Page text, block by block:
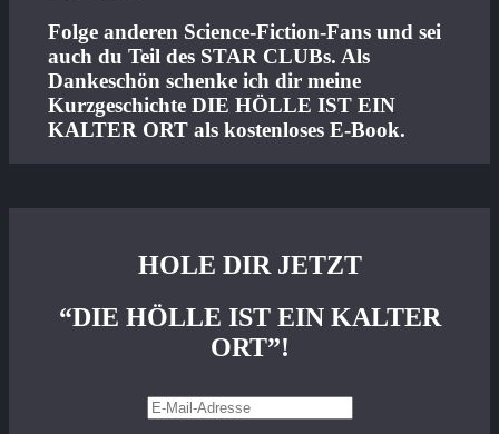
Folge anderen Science-Fiction-Fans und sei
auch du Teil des STAR CLUBs. Als
Dankeschön schenke ich dir meine
Kurzgeschichte DIE HÖLLE IST EIN
KALTER ORT als kostenloses E-Book.
HOLE DIR JETZT
“DIE HÖLLE IST EIN KALTER
ORT”!